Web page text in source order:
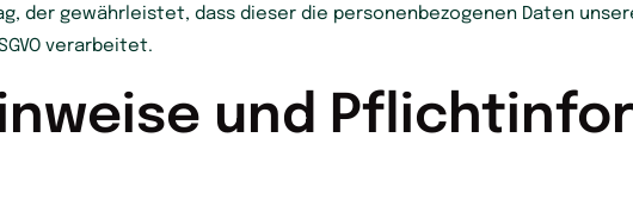
der gewährleistet, dass dieser die personenbezogenen Daten
verarbeitet.
und